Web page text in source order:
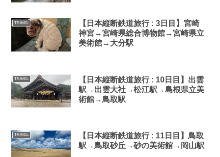
TRAVEL
【日本縦断鉄道旅行 : 3日目】宮崎
神宮→宮崎県総合博物館→宮崎県立
美術館→大分駅
TRAVEL
【日本縦断鉄道旅行 : 10日目】出雲
駅→出雲大社→松江駅→島根県立美
術館→鳥取駅
TRAVEL
【日本縦断鉄道旅行 : 11日目】鳥取
駅→鳥取砂丘→砂の美術館→岡山駅